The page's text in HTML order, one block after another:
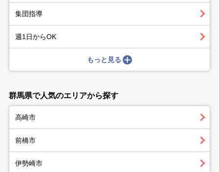
集団指導
週1日からOK
もっと見る
群馬県で人気のエリアから探す
高崎市
前橋市
伊勢崎市